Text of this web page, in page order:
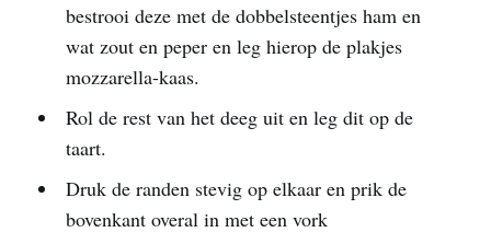
bestrooi deze met de dobbelsteentjes ham en
wat zout en peper en leg hierop de plakjes
mozzarella-kaas.
Rol de rest van het deeg uit en leg dit op de
taart.
Druk de randen stevig op elkaar en prik de
bovenkant overal in met een vork